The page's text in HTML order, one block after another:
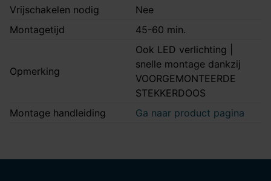
Vrijschakelen nodig
Nee
Montagetijd
45-60 min.
Opmerking
Ook LED verlichting |
snelle montage dankzij
VOORGEMONTEERDE
STEKKERDOOS
Montage handleiding
Ga naar product pagina